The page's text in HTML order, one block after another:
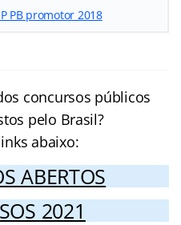
PB promotor 2018
concursos públicos
pelo Brasil?
abaixo:
ABERTOS
2021